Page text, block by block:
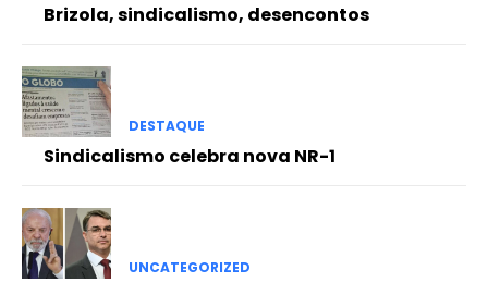
Brizola, sindicalismo, desencontos
DESTAQUE
Sindicalismo celebra nova NR-1
UNCATEGORIZED